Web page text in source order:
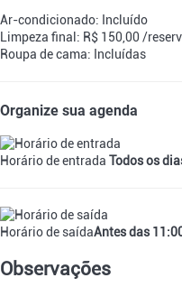
Ar-condicionado: Incluído
Limpeza final: R$ 150,00 /
Roupa de cama: Incluídas
Organize sua agenda
Horário de entrada Todos os
Horário de saídaAntes das
Observações